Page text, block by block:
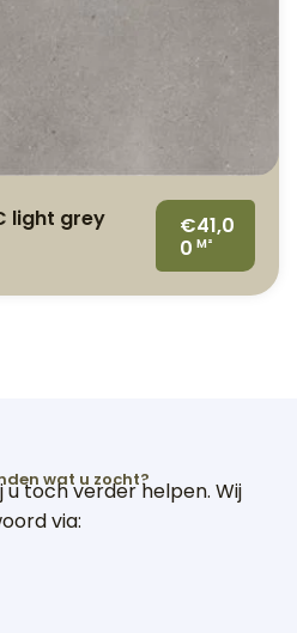
light grey
€41,0
0 M²
wat u zocht?
u toch verder helpen. Wij
via: